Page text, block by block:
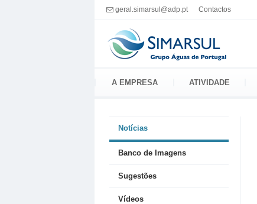
geral.simarsul@adp.pt Contactos
A EMPRESA ATIVIDADE
Notícias
Banco de Imagens
Sugestões
Vídeos